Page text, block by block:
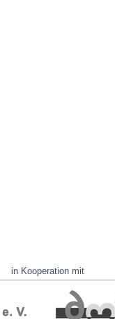
in Kooperation mit